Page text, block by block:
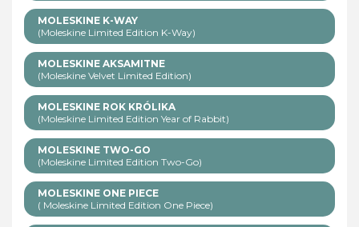
MOLESKINE K-WAY
(Moleskine Limited Edition K-Way)
MOLESKINE AKSAMITNE
(Moleskine Velvet Limited Edition)
MOLESKINE ROK KRÓLIKA
(Moleskine Limited Edition Year of Rabbit)
MOLESKINE TWO-GO
(Moleskine Limited Edition Two-Go)
MOLESKINE ONE PIECE
( Moleskine Limited Edition One Piece)